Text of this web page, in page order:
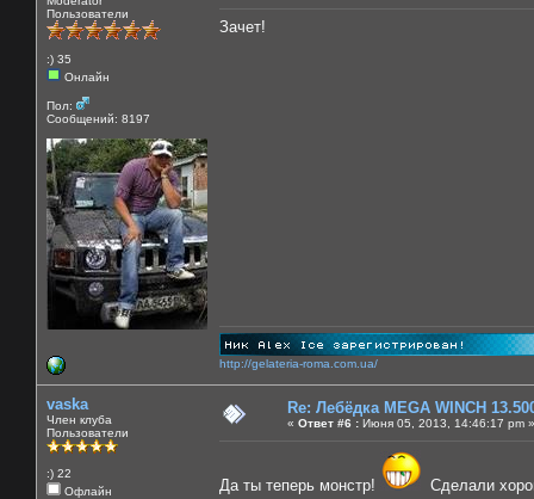
Пользователи
:) 35
Онлайн
Пол:
Сообщений: 8197
Зачет!
http://gelateria-roma.com.ua/
vaska
Член клуба
Пользователи
:) 22
Офлайн
Re: Лебёдка MEGA WINCH
« Ответ #6 : Июня 05, 2013, 14:46:17 pm »
Да ты теперь монстр! Сделали